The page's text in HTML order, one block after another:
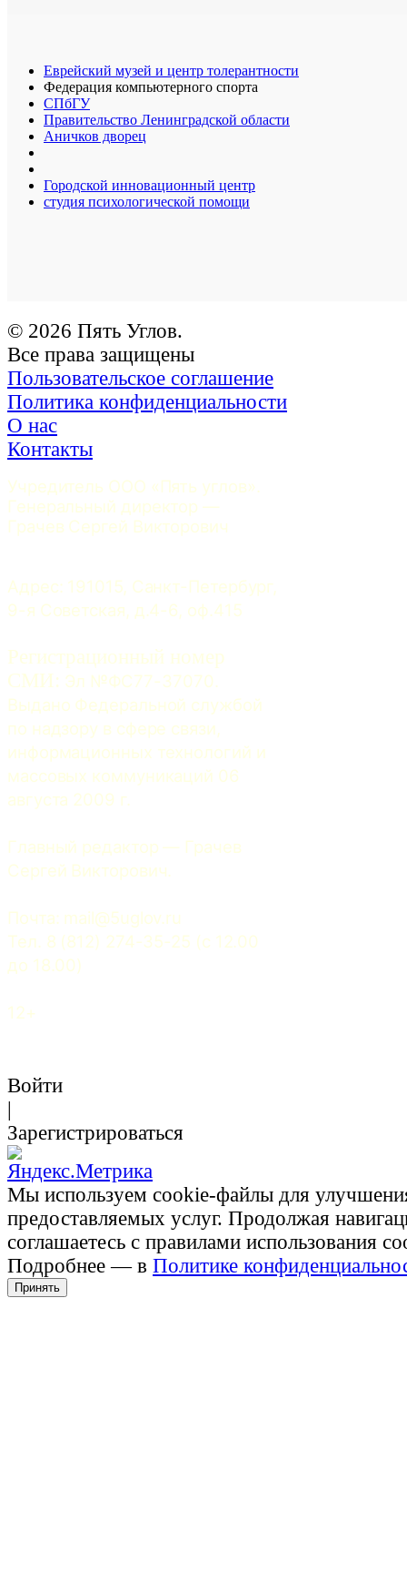
Еврейский музей и центр толерантности
Федерация компьютерного спорта
СПбГУ
Правительство Ленинградской области
Аничков дворец
Городской инновационный центр
студия психологической помощи
© 2026 Пять Углов.
Все права защищены
Пользовательское соглашение
Политика конфиденциальности
О нас
Контакты
Учредитель ООО «Пять углов».
Генеральный директор —
Грачев Сергей Викторович
Адрес: 191015, Санкт-Петербург,
9-я Советская, д.4-6, оф.415
Регистрационный номер
СМИ: Эл №ФС77-37070.
Выдано Федеральной службой
по надзору в сфере связи,
информационных технологий и
массовых коммуникаций 06
августа 2009 г.
Главный редактор — Грачев
Сергей Викторович.
Почта: mail@5uglov.ru
Тел. 8 (812) 274-35-25 (c 12.00
до 18.00)
12+
Войти
|
Зарегистрироваться
Мы используем cookie-файлы для
предоставляемых услуг. Продолжая
соглашаетесь с правилами использования
Подробнее — в Политике
Принять